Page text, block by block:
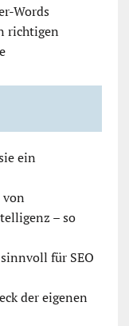
Words
richtigen
ein
– so
für SEO
der eigenen